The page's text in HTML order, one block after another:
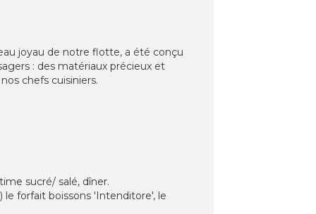
joyau de notre flotte, a été conçu
: des matériaux précieux et
chefs cuisiniers.
sucré/ salé, dîner.
le forfait boissons 'Intenditore', le